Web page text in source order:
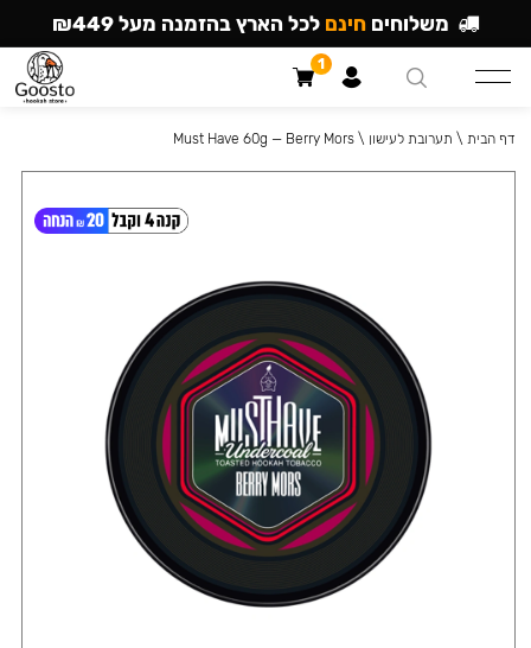
דף הבית \ תערובת לעישון \
Must Have 60g — Berry Mors
משלוחים חינם לכל הארץ בהזמנה מעל ₪449
1